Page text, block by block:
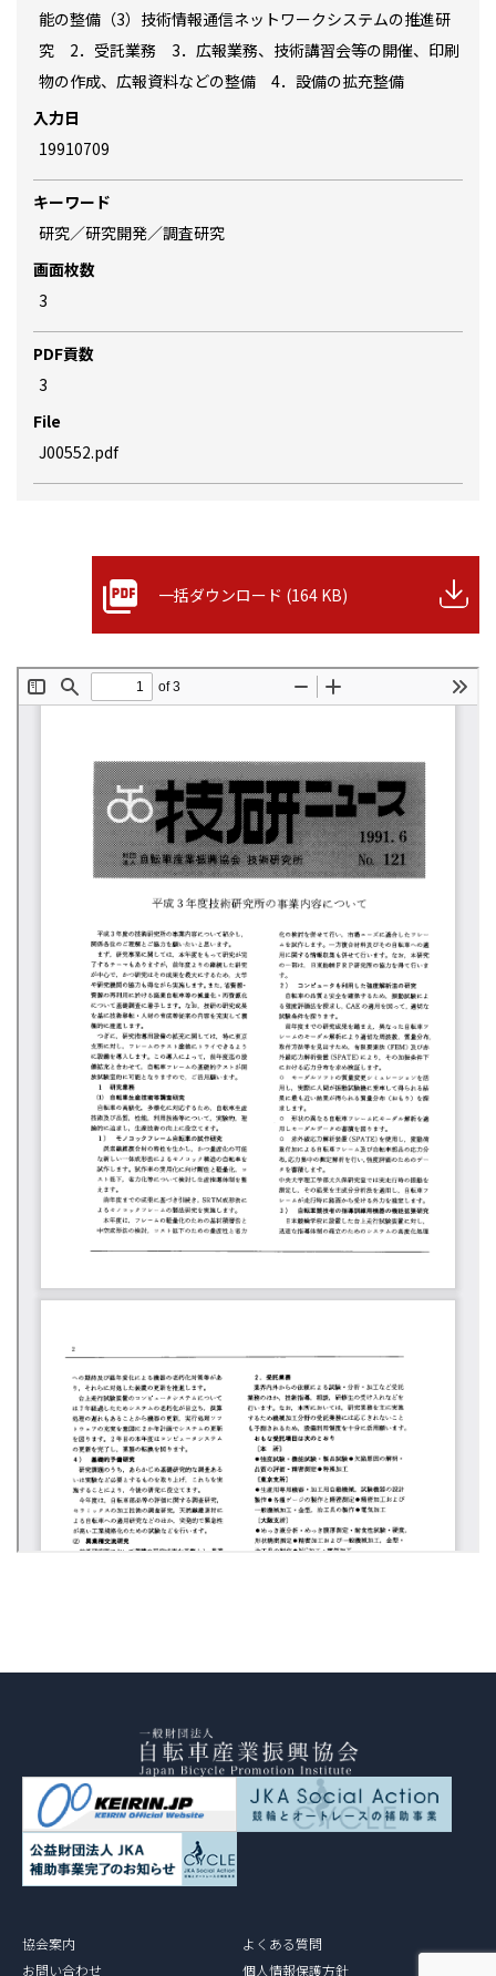
能の整備（3）技術情報通信ネットワークシステムの推進研
究 2．受託業務 3．広報業務、技術講習会等の開催、印刷
物の作成、広報資料などの整備 4．設備の拡充整備
入力日
19910709
キーワード
研究／研究開発／調査研究
画面枚数
3
PDF貢数
3
File
J00552.pdf
一括ダウンロード (164 KB)
協会案内
よくある質問
お問い合わせ
個人情報保護方針